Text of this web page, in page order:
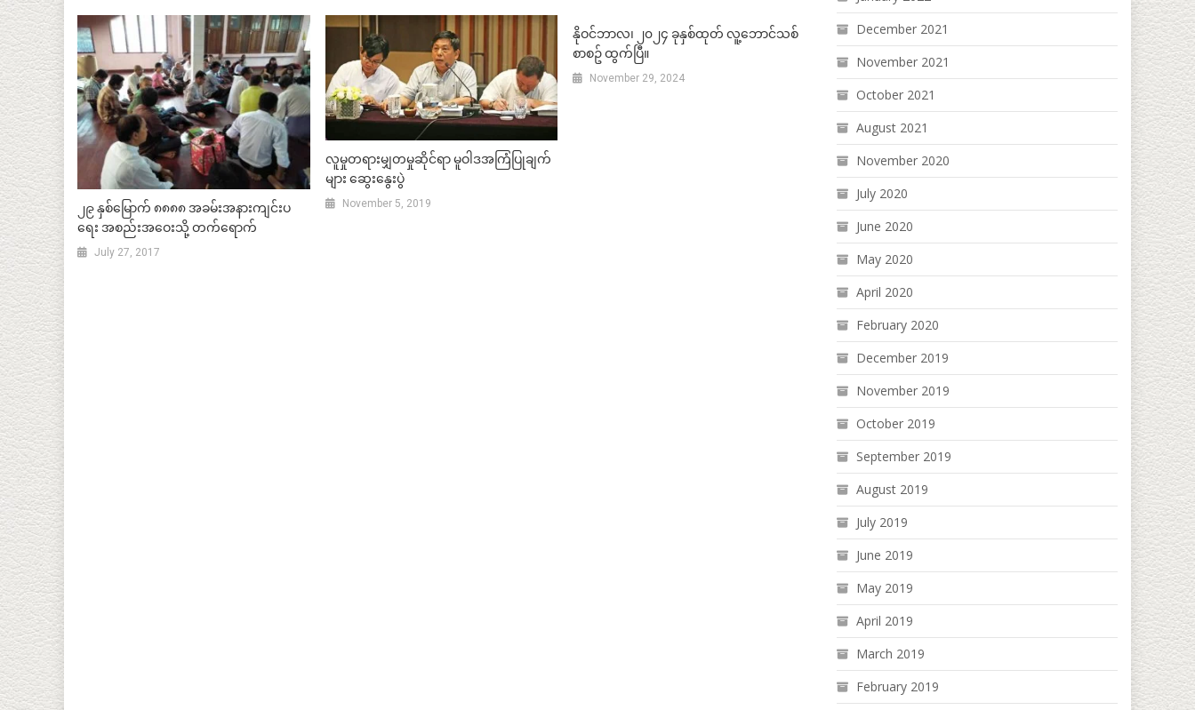
၂၉ နှစ်မြောက် ၈၈၈၈ အခမ်းအနားကျင်းပ
ရေး အစည်းအဝေးသို့ တက်ရောက်
July 27, 2017
လူမှုတရားမျှတမှုဆိုင်ရာ မူဝါဒအကြံပြုချက်
များ ဆွေးနွေးပွဲ
November 5, 2019
နိုဝင်ဘာလ၊ ၂၀၂၄ ခုနှစ်ထုတ် လူ့ဘောင်သစ်
စာစဥ် ထွက်ပြီ။
November 29, 2024
December 2021
November 2021
October 2021
August 2021
November 2020
July 2020
June 2020
May 2020
April 2020
February 2020
December 2019
November 2019
October 2019
September 2019
August 2019
July 2019
June 2019
May 2019
April 2019
March 2019
February 2019